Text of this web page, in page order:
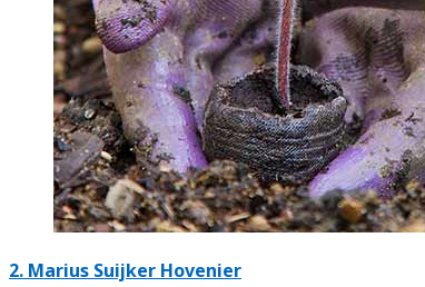
2. Marius Suijker Hovenier